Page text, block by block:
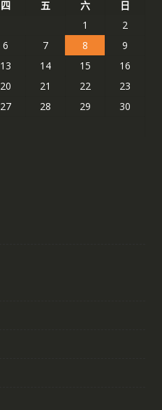
四 五 六
日
1
2
6 7 8
9
13 14 15
16
20 21 22
23
27 28 29
30